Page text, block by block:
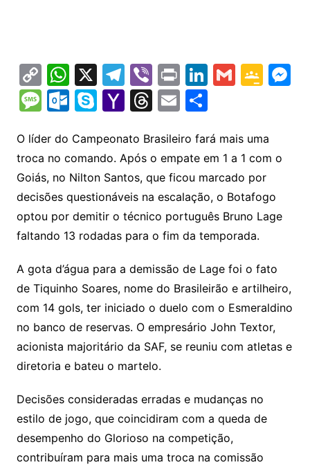
C
o
p
y
Li
n
k
W
h
at
s
A
p
p
X T
el
e
gr
a
m
Vi
b
er
Pr
in
t
Li
n
k
e
dI
n
G
l
G
gl
e
Cl
a
s
o
o
m
M
M
s
s
a
g
e
O
lo
o
k.
c
o
S
y
p
e
Y
h
o
o
M
ai
T
e
a
d
s
E
ai
l
S
ar
e
O líder do Campeonato Brasileiro fará mais uma
troca no comando. Após o empate em 1 a 1 com o
Goiás, no Nilton Santos, que ficou marcado por
decisões questionáveis na escalação, o Botafogo
optou por demitir o técnico português Bruno Lage
faltando 13 rodadas para o fim da temporada.
A gota d’água para a demissão de Lage foi o fato
de Tiquinho Soares, nome do Brasileirão e artilheiro,
com 14 gols, ter iniciado o duelo com o Esmeraldino
no banco de reservas. O empresário John Textor,
acionista majoritário da SAF, se reuniu com atletas e
diretoria e bateu o martelo.
Decisões consideradas erradas e mudanças no
estilo de jogo, que coincidiram com a queda de
desempenho do Glorioso na competição,
contribuíram para mais uma troca na comissão